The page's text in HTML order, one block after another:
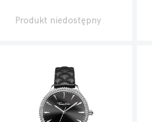
Produkt niedostępny